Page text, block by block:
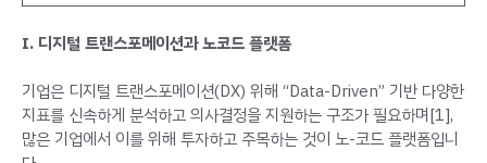
I. 디지털 트랜스포메이션과 노코드 플랫폼
기업은 디지털 트랜스포메이션(DX) 위해 “Data-Driven” 기반 다양한
지표를 신속하게 분석하고 의사결정을 지원하는 구조가 필요하며[1],
많은 기업에서 이를 위해 투자하고 주목하는 것이 노-코드 플랫폼입니